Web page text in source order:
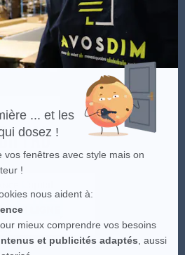
... et les
dosez !
vos fenêtres avec style mais on
!
nous aident à:
mieux comprendre vos besoins
et publicités adaptés , aussi